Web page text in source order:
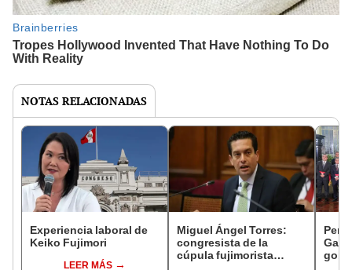
NOTAS RELACIONADAS
Experiencia laboral de
Keiko Fujimori
LEER MÁS
Miguel Ángel Torres:
congresista de la
cúpula fujimorista